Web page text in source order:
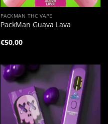
PACKMAN THC VAPE
PackMan Guava Lava
€50,00